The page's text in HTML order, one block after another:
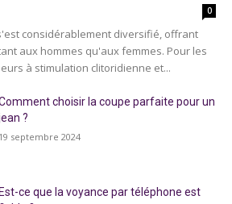
0
considérablement diversifié, offrant
aux hommes qu'aux femmes. Pour les
à stimulation clitoridienne et...
choisir la coupe parfaite pour un
?
19 septembre 2024
Est-ce que la voyance par téléphone est